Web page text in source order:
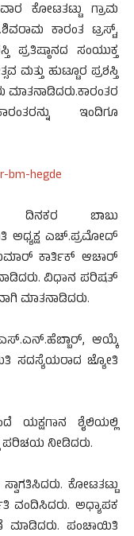
ಕೋಟತಟ್ಟು ಗ್ರಾಮ
ಕಾರಂತ ಟ್ರಸ್ಟ್,
ಪ್ರತಿಷ್ಠಾನದ ಸಂಯುಕ್ತ
ಮತ್ತು ಹುಟ್ಟೂರ ಪ್ರಶಸ್ತಿ
ಮಾತನಾಡಿದರು.ಕಾರಂತರ
ಇಂದಿಗೂ
ದಿನಕರ ಬಾಬು
ಅಧ್ಯಕ್ಷ ಎಚ್.ಪ್ರಮೋದ್
ಕಾರ್ತಿಕ್ ಆಚಾರ್
ವಿಧಾನ ಪರಿಷತ್
ಮಾತನಾಡಿದರು.
ಆಯ್ಕೆ
ಸದಸ್ಯೆಯರಾದ ಜ್ಯೋತಿ
ಯಕ್ಷಗಾನ ಶೈಲಿಯಲ್ಲಿ
ಪರಿಚಯ ನೀಡಿದರು.
ಕೋಟತಟ್ಟು
ವಂದಿಸಿದರು. ಅಧ್ಯಾಪಕ
ಮಾಡಿದರು. ಪಂಚಾಯಿತಿ